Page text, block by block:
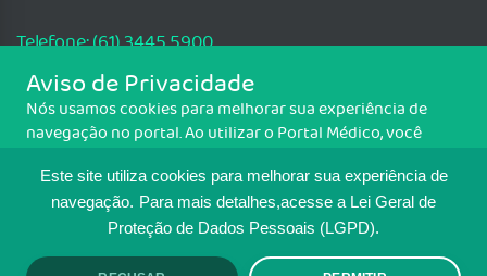
Este site utiliza cookies para melhorar sua experiência de
navegação. Para mais detalhes,acesse a Lei Geral de
Proteção de Dados Pessoais (LGPD).
Telefone: (61) 3445 5900
Email: cfm@portalmedico.org.br
SGAS 616, Conjunto D, Lote 115, L2 Sul, Brasília/DF - CEP: 70200-760 -
CNPJ: 33.583.550/0001-30
MAPA DO SITE
TRANSPARÊNCIA E PRESTAÇÃO DE
Aviso de Privacidade
Nós usamos cookies para melhorar sua experiência de
navegação no portal. Ao utilizar o Portal Médico, você
Para ter mais informações sobre como isso é feito, acesse
Política de cookies. Se você concorda, clique em ACEITO.